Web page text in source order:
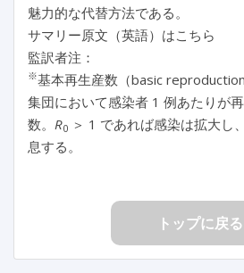
魅力的な代替方法である。
サマリー原文（英語）はこちら
監訳者注：
※基本再生産数（basic
集団において感染者 1 例あたりが
数。 R0 ＞ 1 であれば感染は拡大し、
息する。
トップに戻る